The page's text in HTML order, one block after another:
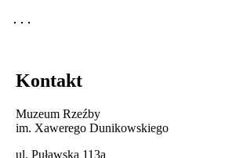
Kontakt
Muzeum Rzeźby
im. Xawerego Dunikowskiego
ul. Puławska 113a